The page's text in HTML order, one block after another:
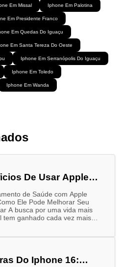
Em Missal Iphone Em Palotina
Em Presidente Franco
Em Quedas Do Iguaçu
Em Santa Tereza Do Oeste
Iphone Em Serranópolis Do Iguaçu
Iphone Em Toledo
Iphone Em Wanda
De Usar Apple
de Saúde com Apple
Ele Pode Melhorar Seu
A busca por uma vida mais
tem ganhado cada vez mais
Do Iphone 16: